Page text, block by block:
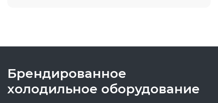
Брендированное
холодильное оборудование